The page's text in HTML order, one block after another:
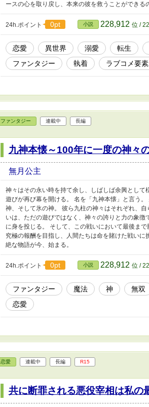
ースの心を取り戻し、本来の彼を救うことができ
24h.ポイント 0pt 小説 228,912 位 /
恋愛 異世界 溺愛 転生
ファンタジー
執着 ラブコメ要素
ファンタジー 連載中 長編
九神本懐～100年に一度の神々
無月公主
神々はその永い時を持て余し、しばしば余興とし
遊びが再び幕を開ける。 名を「九神本懐」と言う
神、そして氷の神。 彼ら九柱の神々はそれぞれ、
いは、ただの遊びではなく、神々の誇りと力の象
に身を投じる。 そして、この戦いにおいて最後ま
究極の報酬を目指し、人間たちは命を賭けた戦い
絶な物語が今、始まる。
24h.ポイント 0pt 小説 228,912 位 /
ファンタジー 魔法 神 無双
恋愛
恋愛 連載中 長編 R15
共に断罪される悪役宰相は私の